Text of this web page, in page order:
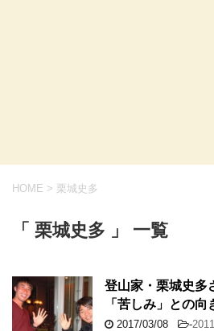
HOME > 栗城史多
「 栗城史多 」 一覧
登山家・栗城史多
「苦しみ」との向
2017/03/08 -